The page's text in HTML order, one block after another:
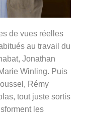
de vues réelles
au travail du
Jonathan
Winling. Puis
Rémy
tout juste sortis
les